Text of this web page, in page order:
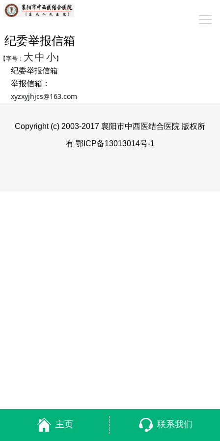
纪委举报信箱
【字号： 大 中 小】
纪委举报信箱
举报信箱：
xyzxyjhjcs@163.com
Copyright (c) 2003-2017 襄阳市中西医结合医院 版权所
有 鄂ICP备13013014号-1
主页 联系我们